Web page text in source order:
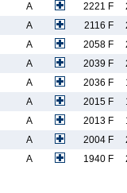
A 2221 F
A 2116 F
A 2058 F
A 2039 F
A 2036 F
A 2015 F
A 2013 F
A 2004 F
A 1940 F